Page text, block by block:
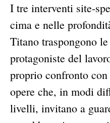
I tre interventi site-
cima e nelle
Titano traspongono
protagoniste del
proprio confronto
opere che, in modi
livelli, invitano a